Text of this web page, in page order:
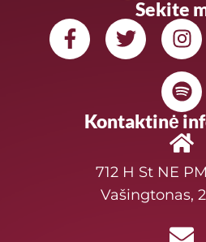
Sekite
Kontaktinė
712 H St NE
Vašingtonas,